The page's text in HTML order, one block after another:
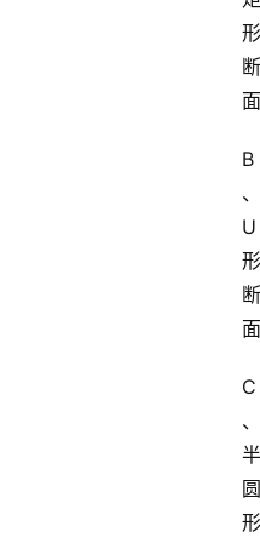
形
断
面
B
、
U
形
断
面
C
、
半
圆
形